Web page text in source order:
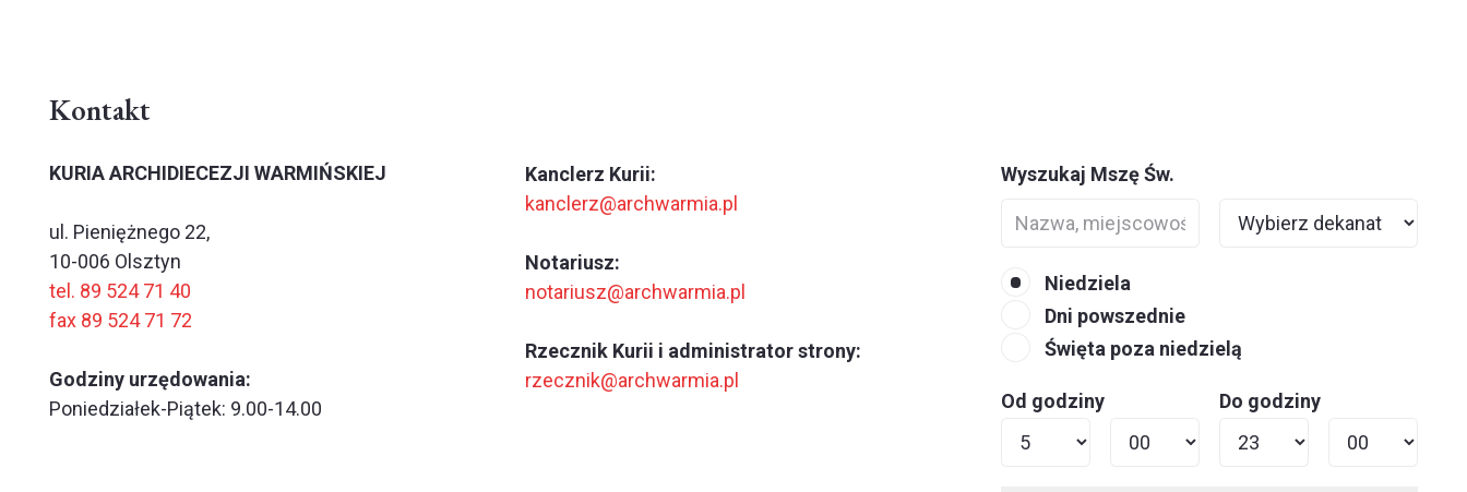
Kontakt
KURIA ARCHIDIECEZJI WARMIŃSKIEJ
ul. Pieniężnego 22,
10-006 Olsztyn
tel. 89 524 71 40
fax 89 524 71 72
Godziny urzędowania:
Poniedziałek-Piątek: 9.00-14.00
Kanclerz Kurii:
kanclerz@archwarmia.pl
Notariusz:
notariusz@archwarmia.pl
Rzecznik Kurii i administrator strony:
rzecznik@archwarmia.pl
Wyszukaj Mszę Św.
Niedziela
Dni powszednie
Święta poza niedzielą
Od godziny Do godziny